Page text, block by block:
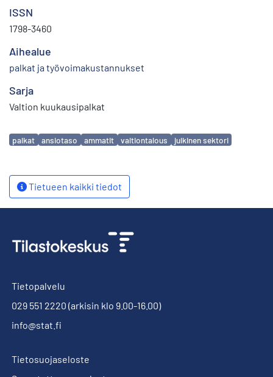
ISSN
1798-3460
Aihealue
palkat ja työvoimakustannukset
Sarja
Valtion kuukausipalkat
Avainsanat
palkat ansiotaso ammatit valtiontalous julkinen sektori
Tietueen kaikki tiedot
Tietopalvelu
029 551 2220 (arkisin klo 9.00-16.00)
info@stat.fi
Tietosuojaseloste